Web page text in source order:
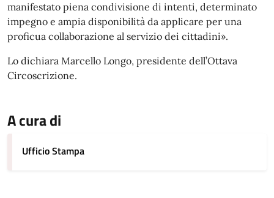
manifestato piena condivisione di intenti, determinato
impegno e ampia disponibilità da applicare per una
proficua collaborazione al servizio dei cittadini».
Lo dichiara Marcello Longo, presidente dell’Ottava
Circoscrizione.
A cura di
Ufficio Stampa